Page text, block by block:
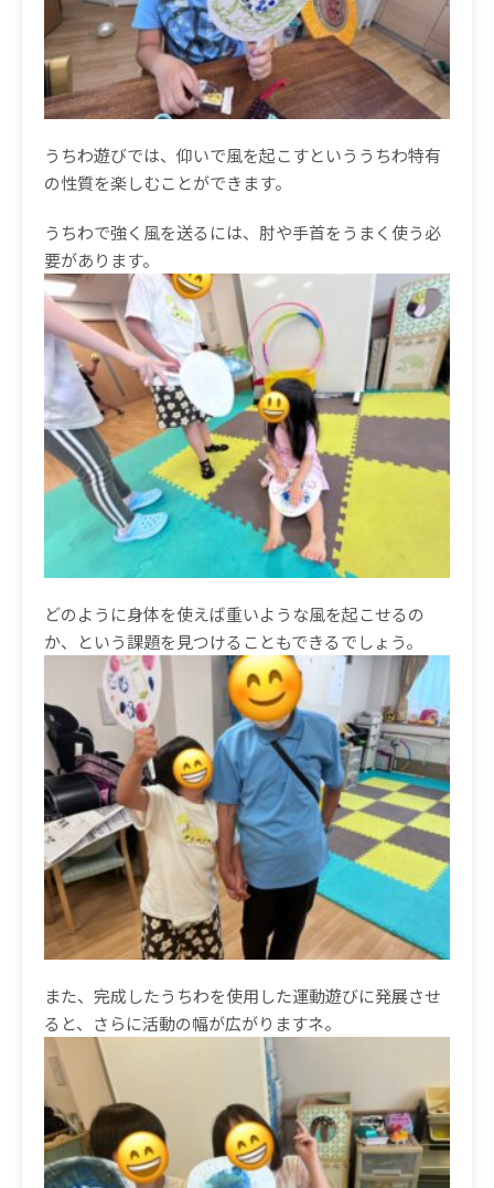
うちわ遊びでは、仰いで風を起こすといううちわ特有
の性質を楽しむことができます。
うちわで強く風を送るには、肘や手首をうまく使う必
要があります。
どのように身体を使えば重いような風を起こせるの
か、という課題を見つけることもできるでしょう。
また、完成したうちわを使用した運動遊びに発展させ
ると、さらに活動の幅が広がりますネ。